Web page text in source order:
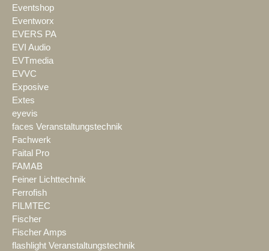
Eventshop
Eventworx
EVERS PA
EVI Audio
EVTmedia
EVVC
Exposive
Extes
eyevis
faces Veranstaltungstechnik
Fachwerk
Faital Pro
FAMAB
Feiner Lichttechnik
Ferrofish
FILMTEC
Fischer
Fischer Amps
flashlight Veranstaltungstechnik